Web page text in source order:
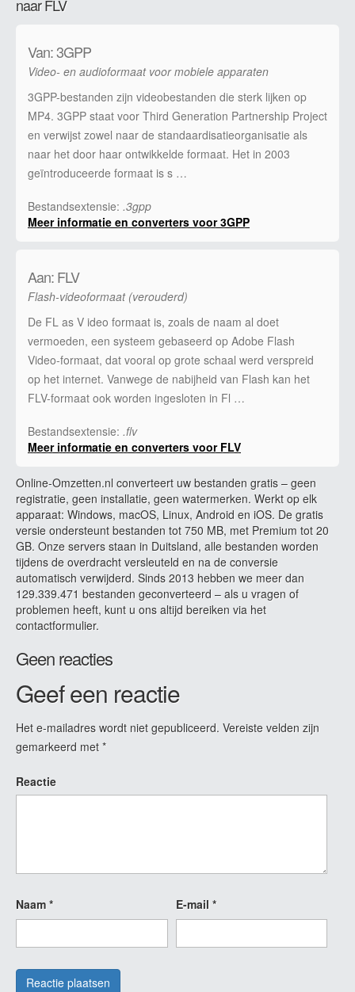
naar FLV
Van: 3GPP
Video- en audioformaat voor mobiele apparaten
3GPP-bestanden zijn videobestanden die sterk lijken op
MP4. 3GPP staat voor Third Generation Partnership Project
en verwijst zowel naar de standaardisatieorganisatie als
naar het door haar ontwikkelde formaat. Het in 2003
geïntroduceerde formaat is s …
Bestandsextensie: .3gpp
Meer informatie en converters voor 3GPP
Aan: FLV
Flash-videoformaat (verouderd)
De FL as V ideo formaat is, zoals de naam al doet
vermoeden, een systeem gebaseerd op Adobe Flash
Video-formaat, dat vooral op grote schaal werd verspreid
op het internet. Vanwege de nabijheid van Flash kan het
FLV-formaat ook worden ingesloten in Fl …
Bestandsextensie: .flv
Meer informatie en converters voor FLV
Online-Omzetten.nl converteert uw bestanden gratis – geen
registratie, geen installatie, geen watermerken. Werkt op elk
apparaat: Windows, macOS, Linux, Android en iOS. De gratis
versie ondersteunt bestanden tot 750 MB, met Premium tot 20
GB. Onze servers staan in Duitsland, alle bestanden worden
tijdens de overdracht versleuteld en na de conversie
automatisch verwijderd. Sinds 2013 hebben we meer dan
129.339.471 bestanden geconverteerd – als u vragen of
problemen heeft, kunt u ons altijd bereiken via het
contactformulier.
Geen reacties
Geef een reactie
Het e-mailadres wordt niet gepubliceerd. Vereiste velden zijn
gemarkeerd met *
Reactie
Naam * E-mail *